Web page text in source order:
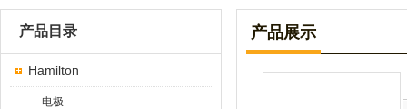
产品目录
Hamilton
电极
产品展示